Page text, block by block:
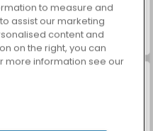
ASMR Makeover & Makeup Studio
to measure and
assist our marketing
content and
on the right, you can
more information see our